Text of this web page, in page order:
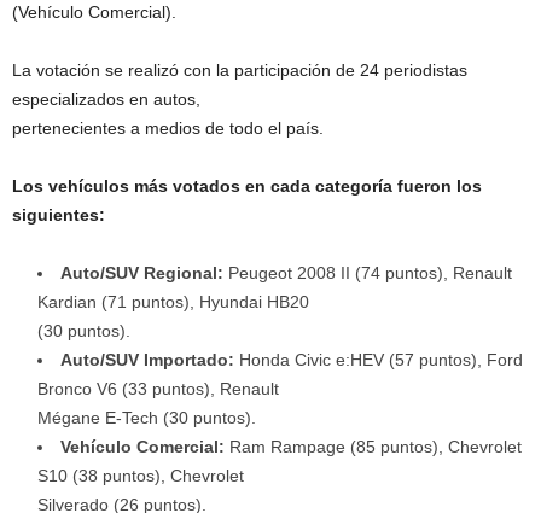
(Vehículo Comercial).
La votación se realizó con la participación de 24 periodistas
especializados en autos,
pertenecientes a medios de todo el país.
Los vehículos más votados en cada categoría fueron los
siguientes:
Auto/SUV Regional: Peugeot 2008 II (74 puntos), Renault
Kardian (71 puntos), Hyundai HB20
(30 puntos).
Auto/SUV Importado: Honda Civic e:HEV (57 puntos), Ford
Bronco V6 (33 puntos), Renault
Mégane E-Tech (30 puntos).
Vehículo Comercial: Ram Rampage (85 puntos), Chevrolet
S10 (38 puntos), Chevrolet
Silverado (26 puntos).